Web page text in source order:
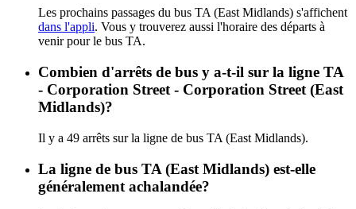
Les prochains passages du bus TA (East Midlands) s'affichent
dans l'appli. Vous y trouverez aussi l'horaire des départs à
venir pour le bus TA.
Combien d'arrêts de bus y a-t-il sur la ligne TA
- Corporation Street - Corporation Street (East
Midlands)?
Il y a 49 arrêts sur la ligne de bus TA (East Midlands).
La ligne de bus TA (East Midlands) est-elle
généralement achalandée?